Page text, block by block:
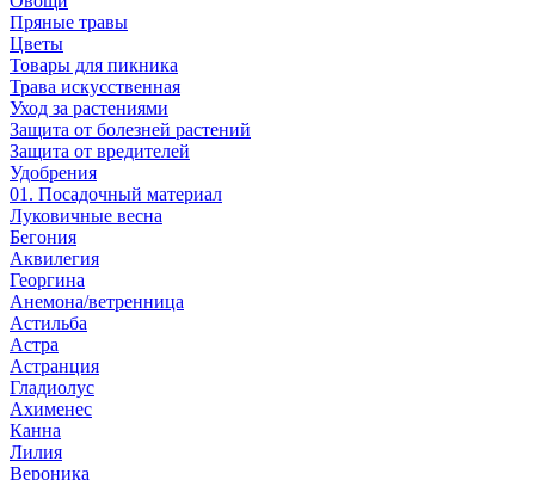
Пряные травы
Цветы
Товары для пикника
Трава искусственная
Уход за растениями
Защита от болезней растений
Защита от вредителей
Удобрения
01. Посадочный материал
Луковичные весна
Бегония
Аквилегия
Георгина
Анемона/ветренница
Астильба
Астра
Астранция
Гладиолус
Ахименес
Канна
Лилия
Вероника